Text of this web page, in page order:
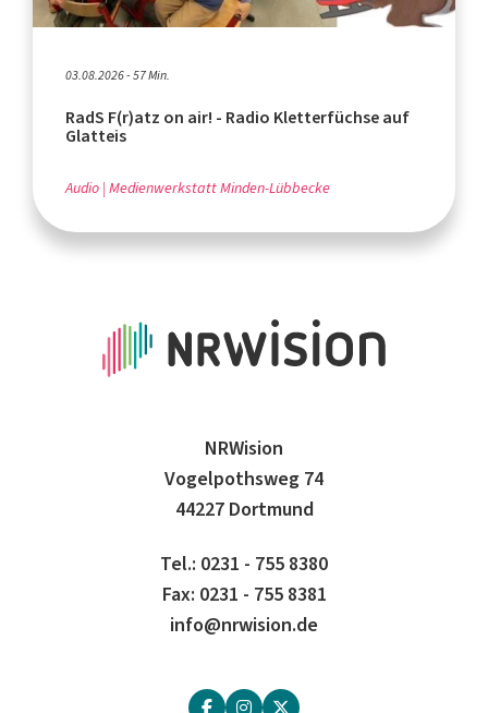
03.08.2026 - 57 Min.
RadS F(r)atz on air! - Radio Kletterfüchse auf
Glatteis
Audio Medienwerkstatt Minden-Lübbecke
NRWision
Vogelpothsweg 74
44227 Dortmund
Tel.: 0231 - 755 8380
Fax: 0231 - 755 8381
info@nrwision.de